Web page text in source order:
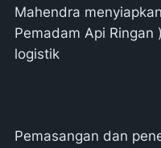
Mahendra
Pemadam Api
logistik
Pemasangan dan